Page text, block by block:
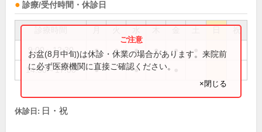
診療/受付時間・休診日
祝
9:00～12:30 ● ● ● ● ●
14:30～17:00 ● ●
お盆(8月中旬)は休診・休業の場合があります。来院前
に必ず医療機関に直接ご確認ください。
×閉じる
休診日: 日・祝